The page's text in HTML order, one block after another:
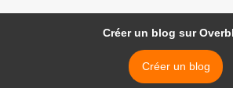
Créer un blog sur
Créer un blog